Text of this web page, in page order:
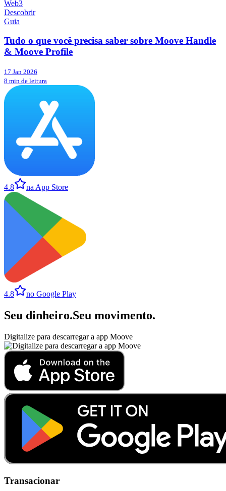
Web3
Descobrir
Guia
Tudo o que você precisa saber sobre Moove Handle
& Moove Profile
17 Jan 2026
8 min de leitura
4.8 na App Store
4.8 no Google Play
Seu dinheiro.Seu movimento.
Digitalize para descarregar a app Moove
Transacionar